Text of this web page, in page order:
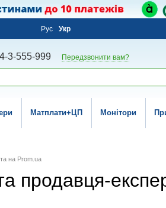
Рус Укр
3-555-999 Передзвонити вам?
Матплати+ЦП Монітори
на Prom.ua
продавця-